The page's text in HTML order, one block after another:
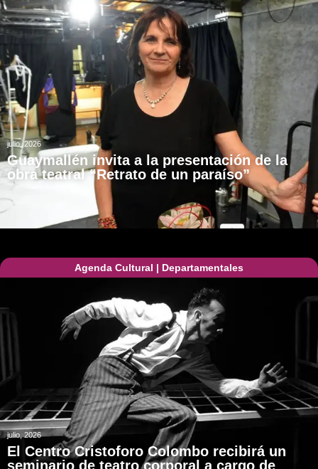
julio, 2026
Guaymallén invita a la presentación de la
obra teatral “Retrato de un paraíso”
Agenda Cultural | Departamentales
julio, 2026
El Centro Cristoforo Colombo recibirá un
seminario de teatro corporal a cargo de